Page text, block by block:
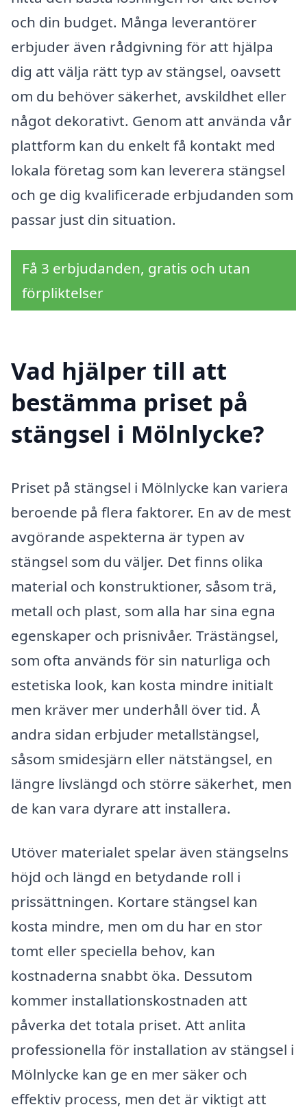
och din budget. Många leverantörer
erbjuder även rådgivning för att hjälpa
dig att välja rätt typ av stängsel, oavsett
om du behöver säkerhet, avskildhet eller
något dekorativt. Genom att använda vår
plattform kan du enkelt få kontakt med
lokala företag som kan leverera stängsel
och ge dig kvalificerade erbjudanden som
passar just din situation.
Få 3 erbjudanden, gratis och utan
förpliktelser
Vad hjälper till att
bestämma priset på
stängsel i Mölnlycke?
Priset på stängsel i Mölnlycke kan variera
beroende på flera faktorer. En av de mest
avgörande aspekterna är typen av
stängsel som du väljer. Det finns olika
material och konstruktioner, såsom trä,
metall och plast, som alla har sina egna
egenskaper och prisnivåer. Trästängsel,
som ofta används för sin naturliga och
estetiska look, kan kosta mindre initialt
men kräver mer underhåll över tid. Å
andra sidan erbjuder metallstängsel,
såsom smidesjärn eller nätstängsel, en
längre livslängd och större säkerhet, men
de kan vara dyrare att installera.
Utöver materialet spelar även stängselns
höjd och längd en betydande roll i
prissättningen. Kortare stängsel kan
kosta mindre, men om du har en stor
tomt eller speciella behov, kan
kostnaderna snabbt öka. Dessutom
kommer installationskostnaden att
påverka det totala priset. Att anlita
professionella för installation av stängsel i
Mölnlycke kan ge en mer säker och
effektiv process, men det är viktigt att